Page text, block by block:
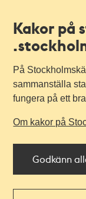
Kakor på
På
sammanställa
fungera på ett
Om kakor på
Godkänn